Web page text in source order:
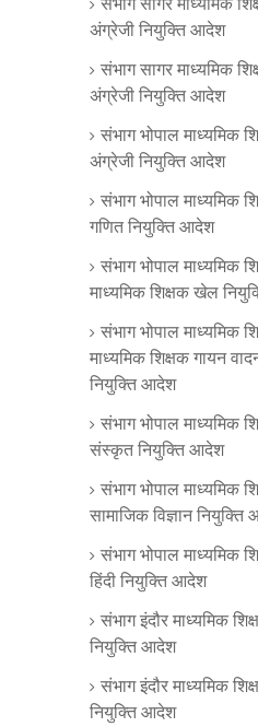
अंग्रेजी नियुक्ति आदेश
संभाग सागर माध्यमिक
अंग्रेजी नियुक्ति आदेश
संभाग भोपाल माध्यमिक
अंग्रेजी नियुक्ति आदेश
संभाग भोपाल माध्यमिक
गणित नियुक्ति आदेश
संभाग भोपाल माध्यमिक
माध्यमिक शिक्षक खेल
संभाग भोपाल माध्यमिक
माध्यमिक शिक्षक गायन
नियुक्ति आदेश
संभाग भोपाल माध्यमिक
संस्कृत नियुक्ति आदेश
संभाग भोपाल माध्यमिक
सामाजिक विज्ञान
संभाग भोपाल माध्यमिक
हिंदी नियुक्ति आदेश
संभाग इंदौर माध्यमिक
नियुक्ति आदेश
संभाग इंदौर माध्यमिक
नियुक्ति आदेश